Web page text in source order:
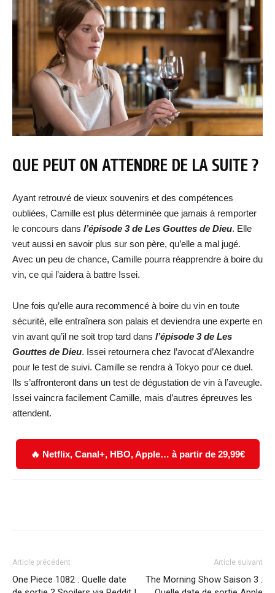
QUE PEUT ON ATTENDRE DE LA SUITE ?
Ayant retrouvé de vieux souvenirs et des compétences
oubliées, Camille est plus déterminée que jamais à remporter
le concours dans l’épisode 3 de Les Gouttes de Dieu. Elle
veut aussi en savoir plus sur son père, qu’elle a mal jugé.
Avec un peu de chance, Camille pourra réapprendre à boire du
vin, ce qui l’aidera à battre Issei.
Une fois qu’elle aura recommencé à boire du vin en toute
sécurité, elle entraînera son palais et deviendra une experte en
vin avant qu’il ne soit trop tard dans l’épisode 3 de Les
Gouttes de Dieu. Issei retournera chez l’avocat d’Alexandre
pour le test de suivi. Camille se rendra à Tokyo pour ce duel.
Ils s’affronteront dans un test de dégustation de vin à l’aveugle.
Issei vaincra facilement Camille, mais d’autres épreuves les
attendent.
🔥 Netflix, Canal+, HBO, Apple… à partir de 29,99€
Article précédent
One Piece 1082 : Quelle date
Article suivant
The Morning Show Saison 3 :